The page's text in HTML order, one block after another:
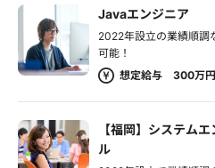
Javaエンジニア
2022年設立の業績順調
可能！
想定給与 300万
【福岡】システム
ル